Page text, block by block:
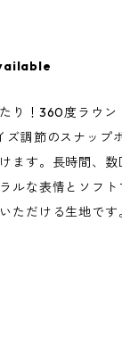
り！360度ラウン
調節のスナップ
ます。長時間、
ルな表情とソフト
ただける生地です